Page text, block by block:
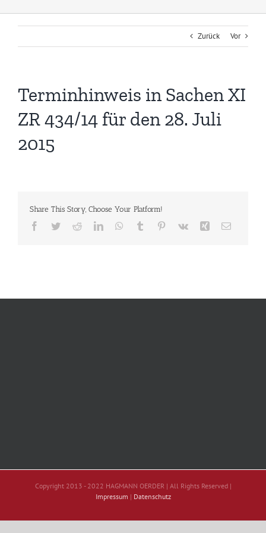
Zurück Vor
Terminhinweis in Sachen XI
ZR 434/14 für den 28. Juli
2015
Share This Story, Choose Your Platform!
Facebook
TwitterRedditLinkedInWhatsApp
Tumblr Pinterest
Vk Xing E-
Copyright 2013 - 2022 HAGMANN OERDER | All Rights Reserved |
Impressum | Datenschutz